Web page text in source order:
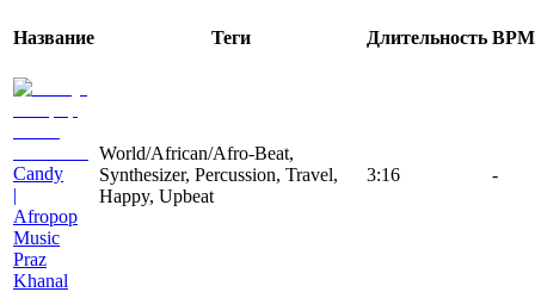
Название Теги Длительность BPM
Candy
|
Afropop
Music
Praz
Khanal
World/African/Afro-Beat,
Synthesizer, Percussion, Travel,
Happy, Upbeat
3:16 -